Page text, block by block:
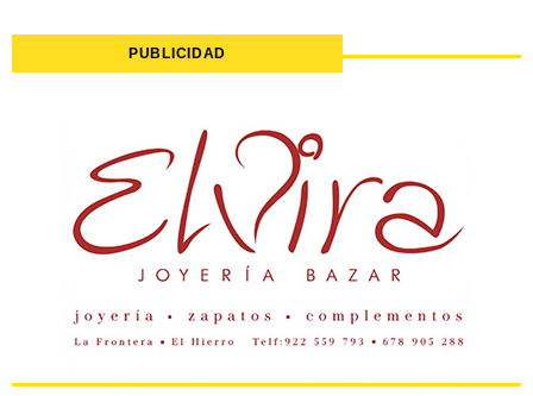
PUBLICIDAD